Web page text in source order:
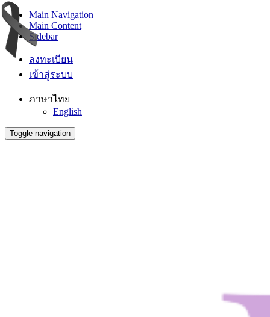
Main Navigation
Main Content
Sidebar
ลงทะเบียน
เข้าสู่ระบบ
ภาษาไทย
English
Toggle navigation